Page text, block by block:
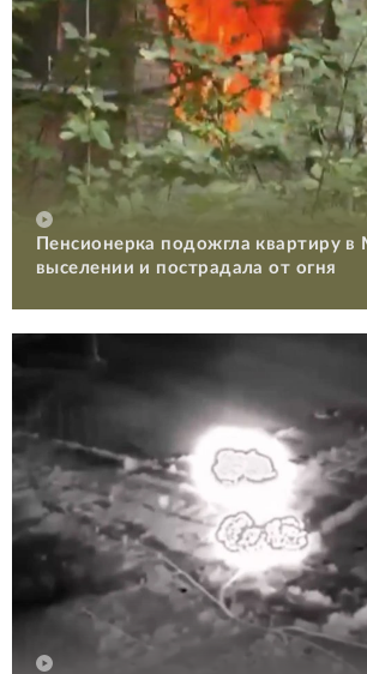
Пенсионерка подожгла квартиру в
выселении и пострадала от огня